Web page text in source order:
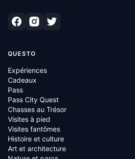
QUESTO
Expériences
Cadeaux
Pass
Pass City Quest
Chasses au Trésor
Visites à pied
Visites fantômes
Histoire et culture
Art et architecture